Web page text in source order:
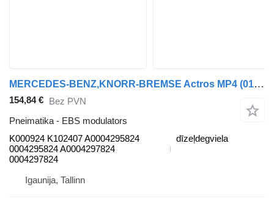
MERCEDES-BENZ,KNORR-BREMSE Actros MP4 (01.12-) K000924 K102407 EBS modulators paredzēts Mercedes-Benz Actros MP4 Antos Arocs (2012-) vilcēja
154,84 € Bez PVN
Pneimatika - EBS modulators
K000924 K102407 A0004295824
0004295824 A0004297824
0004297824
dīzeļdegviela
Igaunija, Tallinn